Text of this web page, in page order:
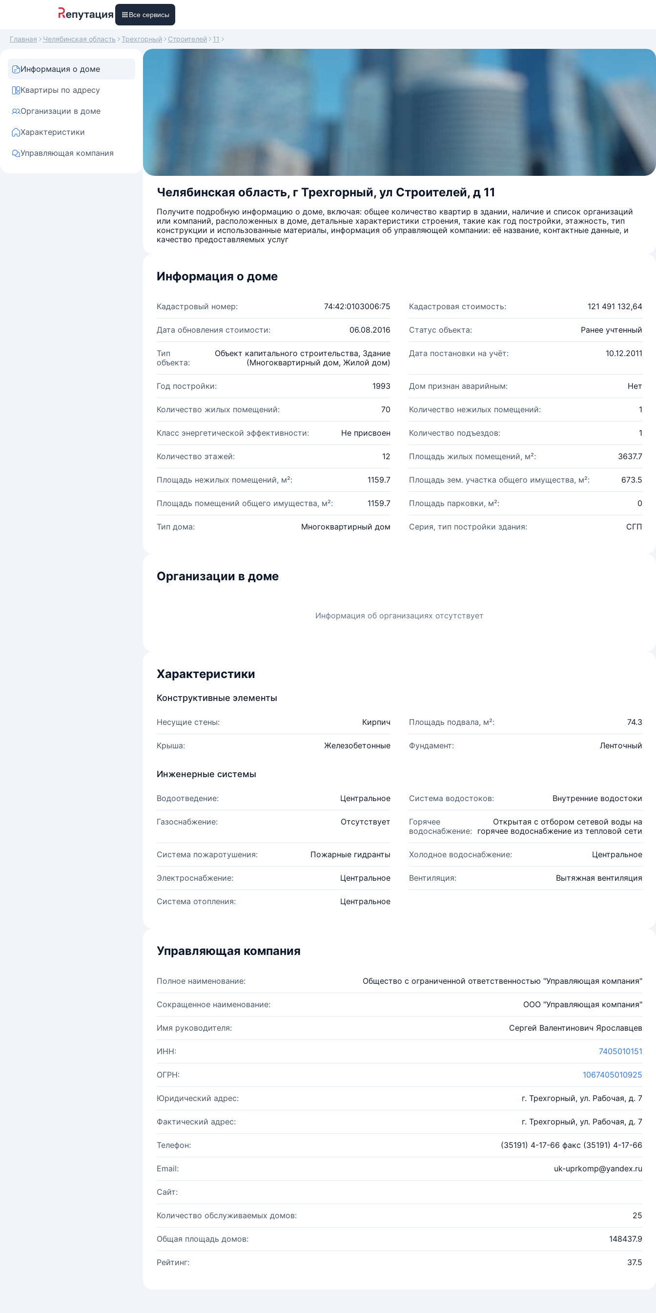
Все сервисы
Главная Челябинская область Трехгорный Строителей 11
Информация о доме
Квартиры по адресу
Организации в доме
Характеристики
Управляющая компания
Челябинская область, г Трехгорный, ул Строителей, д 11
Получите подробную информацию о доме, включая: общее количество квартир в здании, наличие и список организаций
или компаний, расположенных в доме, детальные характеристики строения, такие как год постройки, этажность, тип
конструкции и использованные материалы, информация об управляющей компании: её название, контактные данные, и
качество предоставляемых услуг
Информация о доме
Кадастровый номер: 74:42:0103006:75 Кадастровая стоимость: 121 491 132,64
Дата обновления стоимости: 06.08.2016 Статус объекта: Ранее учтенный
Тип
объекта:
Объект капитального строительства, Здание
(Многоквартирный дом, Жилой дом)
Дата постановки на учёт: 10.12.2011
Год постройки: 1993 Дом признан аварийным: Нет
Количество жилых помещений: 70 Количество нежилых помещений: 1
Класс энергетической эффективности: Не присвоен Количество подъездов: 1
Количество этажей: 12 Площадь жилых помещений, м²: 3637.7
Площадь нежилых помещений, м²: 1159.7 Площадь зем. участка общего имущества, м²: 673.5
Площадь помещений общего имущества, м²: 1159.7 Площадь парковки, м²: 0
Тип дома: Многоквартирный дом Серия, тип постройки здания: СГП
Организации в доме
Информация об организациях отсутствует
Характеристики
Конструктивные элементы
Несущие стены: Кирпич Площадь подвала, м²: 74.3
Крыша: Железобетонные Фундамент: Ленточный
Инженерные системы
Водоотведение: Центральное Система водостоков: Внутренние водостоки
Газоснабжение: Отсутствует
Горячее
водоснабжение:
Открытая с отбором сетевой воды на
горячее водоснабжение из тепловой сети
Система пожаротушения: Пожарные гидранты Холодное водоснабжение: Центральное
Электроснабжение: Центральное Вентиляция: Вытяжная вентиляция
Система отопления: Центральное
Управляющая компания
Полное наименование: Общество с ограниченной ответственностью "Управляющая компания"
Сокращенное наименование: ООО "Управляющая компания"
Имя руководителя: Сергей Валентинович Ярославцев
ИНН: 7405010151
ОГРН: 1067405010925
Юридический адрес: г. Трехгорный, ул. Рабочая, д. 7
Фактический адрес: г. Трехгорный, ул. Рабочая, д. 7
Телефон: (35191) 4-17-66 факс (35191) 4-17-66
Email: uk-uprkomp@yandex.ru
Сайт:
Количество обслуживаемых домов: 25
Общая площадь домов: 148437.9
Рейтинг: 37.5